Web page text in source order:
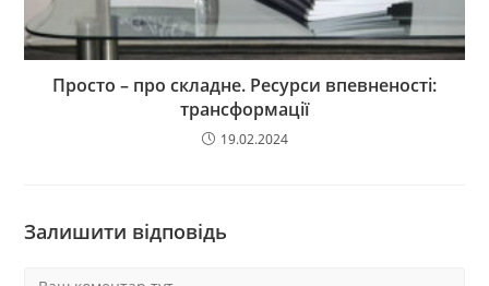
Просто – про складне. Ресурси впевненості:
трансформації
19.02.2024
Залишити відповідь